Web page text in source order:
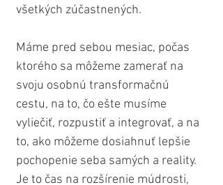
všetkých zúčastnených.
Máme pred sebou mesiac, počas
ktorého sa môžeme zamerať na
svoju osobnú transformačnú
cestu, na to, čo ešte musíme
vyliečiť, rozpustiť a integrovať, a na
to, ako môžeme dosiahnuť lepšie
pochopenie seba samých a reality.
Je to čas na rozšírenie múdrosti,